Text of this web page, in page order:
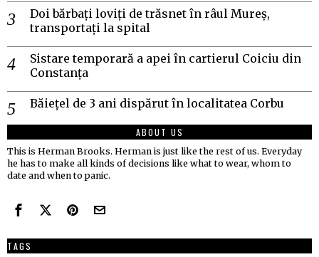
Doi bărbați loviți de trăsnet în râul Mureș,
transportați la spital
Sistare temporară a apei în cartierul Coiciu din
Constanța
Băiețel de 3 ani dispărut în localitatea Corbu
ABOUT US
This is Herman Brooks. Herman is just like the rest of us. Everyday
he has to make all kinds of decisions like what to wear, whom to
date and when to panic.
TAGS